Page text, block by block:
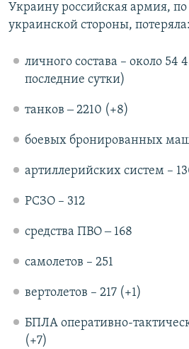
Украину российская армия,
украинской стороны, потеряла:
личного состава – около 54
последние сутки)
танков ‒ 2210 (+8)
боевых бронированных
артиллерийских систем –
РСЗО – 312
средства ПВО ‒ 168
самолетов – 251
вертолетов – 217 (+1)
БПЛА оперативно-
(+7)